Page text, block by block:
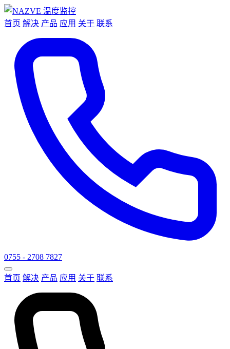
首页 解决 产品 应用 关于 联系
0755 - 2708 7827
首页 解决 产品 应用 关于 联系